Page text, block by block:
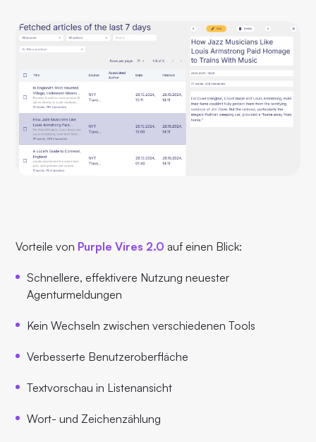
Vorteile von Purple Vires 2.0 auf einen Blick:
Schnellere, effektivere Nutzung neuester
Agenturmeldungen
Kein Wechseln zwischen verschiedenen Tools
Verbesserte Benutzeroberfläche
Textvorschau in Listenansicht
Wort- und Zeichenzählung